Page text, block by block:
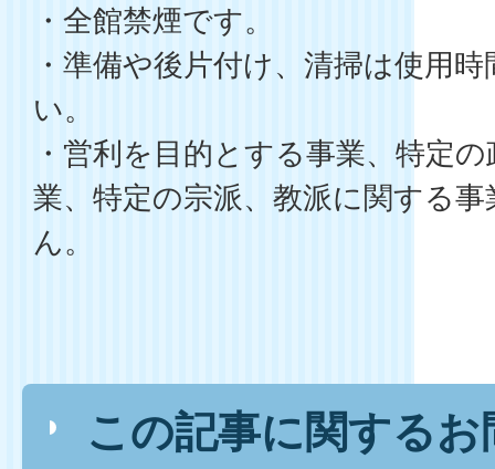
・全館禁煙です。
・準備や後片付け、清掃は使用
い。
・営利を目的とする事業、特定
業、特定の宗派、教派に関する
ん。
この記事に関する